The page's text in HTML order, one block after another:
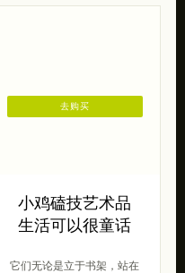
小鸡磕技艺术品
生活可以很童话
它们无论是立于书架，站在
去购买